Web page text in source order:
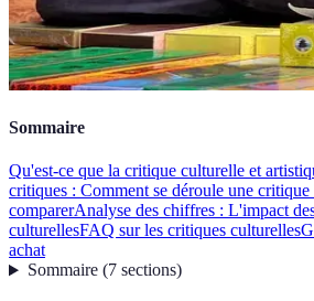
Sommaire
Qu'est-ce que la critique culturelle et
critiques : Comment se déroule une critique
comparerAnalyse des chiffres : L'impact
culturellesFAQ sur les critiques culturelles
achat
Sommaire(7 sections)